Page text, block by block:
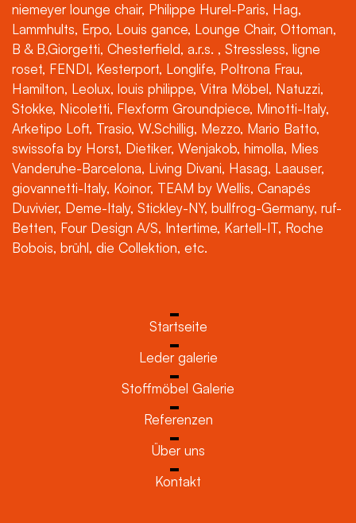
niemeyer lounge chair, Philippe Hurel-Paris, Hag,
Lammhults, Erpo, Louis gance, Lounge Chair, Ottoman,
B & B,Giorgetti, Chesterfield, a.r.s. , Stressless, ligne
roset, FENDI, Kesterport, Longlife, Poltrona Frau,
Hamilton, Leolux, louis philippe, Vitra Möbel, Natuzzi,
Stokke, Nicoletti, Flexform Groundpiece, Minotti-Italy,
Arketipo Loft, Trasio, W.Schillig, Mezzo, Mario Batto,
swissofa by Horst, Dietiker, Wenjakob, himolla, Mies
Vanderuhe-Barcelona, Living Divani, Hasag, Laauser,
giovannetti-Italy, Koinor, TEAM by Wellis, Canapés
Duvivier, Deme-Italy, Stickley-NY, bullfrog-Germany, ruf-
Betten, Four Design A/S, Intertime, Kartell-IT, Roche
Bobois, brühl, die Collektion, etc.
Startseite
Leder galerie
Stoffmöbel Galerie
Referenzen
Über uns
Kontakt